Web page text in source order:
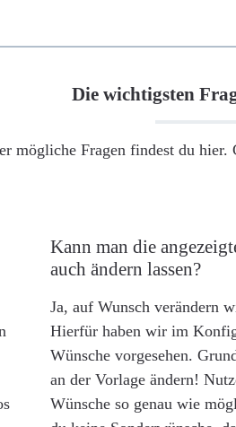
Die wichtigsten
mögliche Fragen findest du
Kann man die
auch ändern lassen?
Ja, auf Wunsch verändern
Hierfür haben wir im
Wünsche vorgesehen.
an der Vorlage ändern!
Wünsche so genau wie